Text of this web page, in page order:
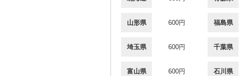
山形県 600円 福島県
埼玉県 600円 千葉県
富山県 600円 石川県